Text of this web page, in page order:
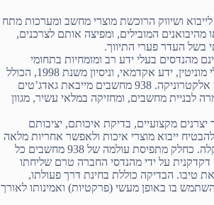
לייבוא ושיווק הרוכשת מוצרי מחשב ומערכות מתח
מהיבואנים המובילים, ומפיצה אותם לצרכנים,
בשל העדר פערי התיווך.
מהנדסים בעלי ידע רב ומומחיות בתחומי
האלקטרוניקה והינם בעלי מוניטין, ידע אקדמאי, וניסיון משנת 1998, הכולל
תארי הנדסאים, ומהנדסי אלקטרוניקה. 938 מחשבים מייבאת גאדג’טים
לבניית מחשבים, ומחזיקה במלאי עשיר, מגוון
יצרנים מקצועיים, בדיקת איכותם, יציבותם
ייבוא מוצרי איכות ולאפשר אחריות מלאה
על המוצר במקרה של תקלה. כחלק מתפיסת עולמה של 938 מחשבים כל
דקדקנית על ידי מהנדסי החברה טרם שליחתו
טיבו. הבדיקה כוללת בחינת דרך פעולתו,
בו באופן מעשי (פרקטיות) ואמינותו לאורך